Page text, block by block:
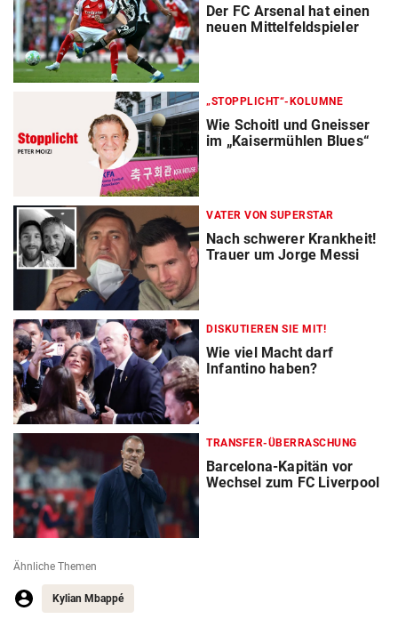
Der FC Arsenal hat einen
neuen Mittelfeldspieler
„STOPPLICHT“-KOLUMNE
Wie Schoitl und Gneisser
im „Kaisermühlen Blues“
VATER VON SUPERSTAR
Nach schwerer Krankheit!
Trauer um Jorge Messi
DISKUTIEREN SIE MIT!
Wie viel Macht darf
Infantino haben?
TRANSFER-ÜBERRASCHUNG
Barcelona-Kapitän vor
Wechsel zum FC Liverpool
Ähnliche Themen
Kylian Mbappé